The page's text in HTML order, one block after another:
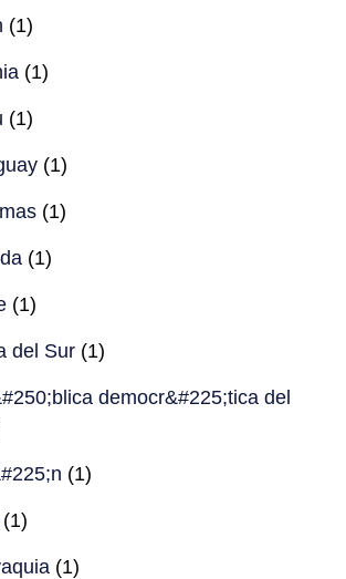
(1)
(1)
(1)
(1)
(1)
(1)
(1)
del Sur (1)
democr&#225;tica del
(1)
(1)
(1)